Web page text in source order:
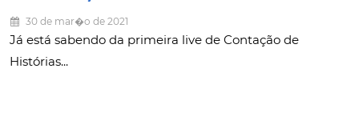
30 de mar�o de 2021
Já está sabendo da primeira live de Contação de
Histórias...